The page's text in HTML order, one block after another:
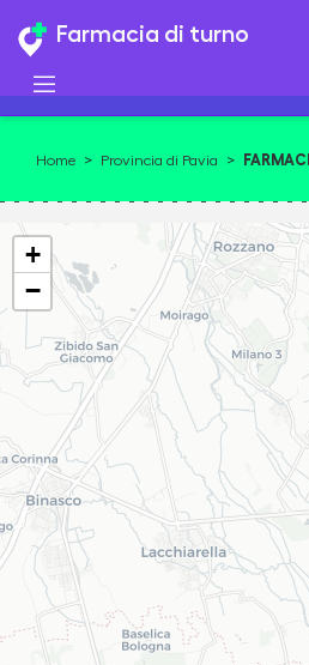
Farmacia di turno
Home > Provincia di Pavia >
+
−